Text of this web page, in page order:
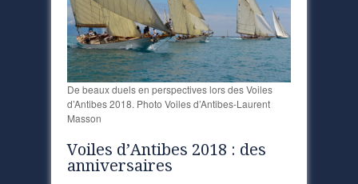
De beaux duels en perspectives lors des Voiles
d’Antibes 2018. Photo Voiles d’Antibes-Laurent
Masson
Voiles d’Antibes 2018 : des
anniversaires